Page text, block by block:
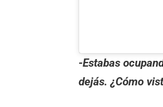
-Estabas
dejás. ¿Cómo